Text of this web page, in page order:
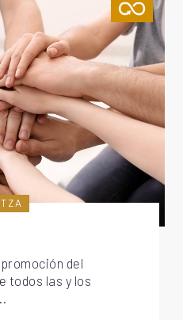
del
todos las y los